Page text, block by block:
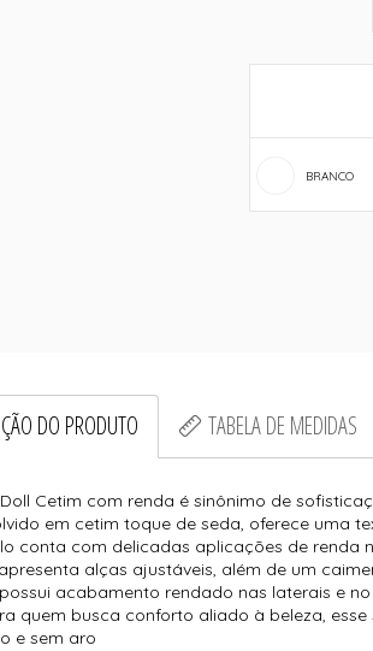
BRANCO
DO PRODUTO TABELA DE MEDIDAS
Cetim com renda é sinônimo de
em cetim toque de seda, oferece uma
conta com delicadas aplicações de renda
alças ajustáveis, além de um
acabamento rendado nas laterais e
quem busca conforto aliado à beleza,
e sem aro